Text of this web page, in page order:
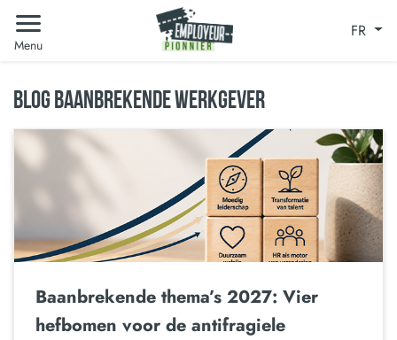
Menu
FR
BLOG BAANBREKENDE WERKGEVER
Baanbrekende thema’s 2027: Vier
hefbomen voor de antifragiele